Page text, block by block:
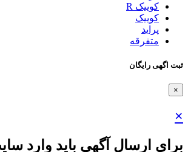
کوییک R
کوییک
پراید
متفرقه
ثبت اگهی رایگان
×
×
برای ارسال آگهی باید وارد